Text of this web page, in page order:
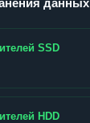
SSD
HDD